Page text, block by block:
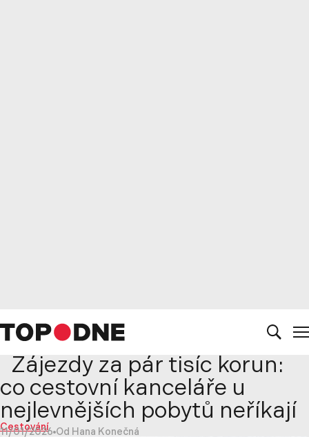
Zájezdy za pár tisíc korun:
co cestovní kanceláře u
nejlevnějších pobytů neříkají
Cestování
11/01/2026 Od Hana Konečná